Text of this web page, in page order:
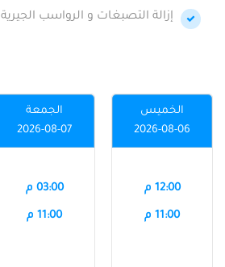
إزالة التصبغات و الرواسب الجيرية
الخميس
2026-08-06
12:00 م
11:00 م
الجمعة
2026-08-07
03:00 م
11:00 م